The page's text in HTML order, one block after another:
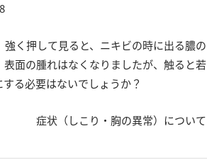
く押して見ると、ニキビの時に出る膿の
面の腫れはなくなりましたが、触ると若
る必要はないでしょうか？
症状（しこり・胸の異常）について